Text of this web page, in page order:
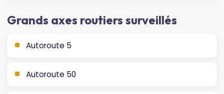
Grands axes routiers surveillés
Autoroute 5
Autoroute 50